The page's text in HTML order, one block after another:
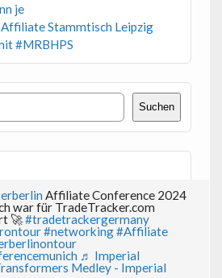
je
Stammtisch Leipzig
#MRBHPS
Suchen
Affiliate Conference 2024
war für TradeTracker.com
🚀#tradetrackergermany
#networking#Affiliate
♬ Imperial
Medley - Imperial